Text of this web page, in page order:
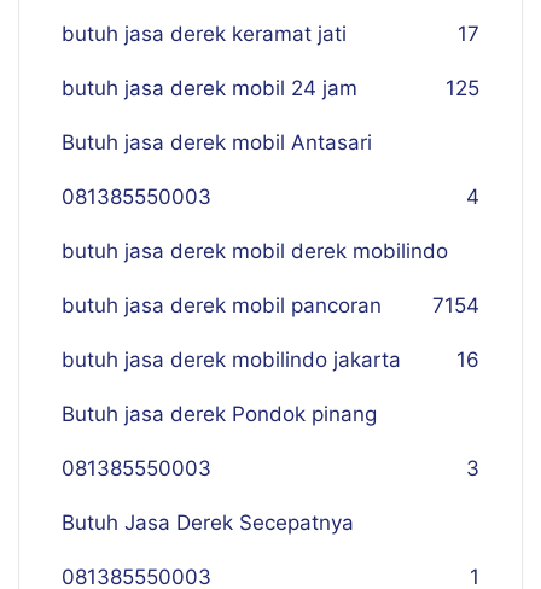
butuh jasa derek keramat jati 17
butuh jasa derek mobil 24 jam 125
Butuh jasa derek mobil Antasari
081385550003 4
butuh jasa derek mobil derek mobilindo
154
butuh jasa derek mobil pancoran 7
butuh jasa derek mobilindo jakarta 16
Butuh jasa derek Pondok pinang
081385550003 3
Butuh Jasa Derek Secepatnya
081385550003 1